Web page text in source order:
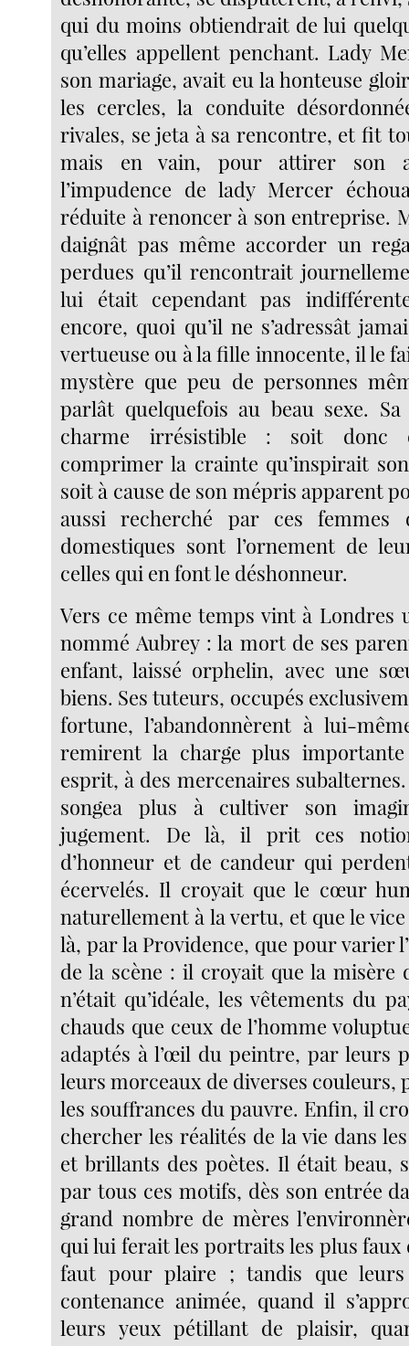
qui du moins obtiendrait de lui
qu’elles appellent penchant. Lady
son mariage, avait eu la honteuse
les cercles, la conduite
rivales, se jeta à sa rencontre, et fit
mais en vain, pour attirer son
l’impudence de lady Mercer
réduite à renoncer à son entreprise.
daignât pas même accorder un
perdues qu’il rencontrait
lui était cependant pas
encore, quoi qu’il ne s’adressât
vertueuse ou à la fille innocente, il le
mystère que peu de personnes
parlât quelquefois au beau sexe.
charme irrésistible : soit donc
comprimer la crainte qu’inspirait
soit à cause de son mépris apparent
aussi recherché par ces femmes
domestiques sont l’ornement de
celles qui en font le déshonneur.
Vers ce même temps vint à Londres
nommé Aubrey : la mort de ses
enfant, laissé orphelin, avec une
biens. Ses tuteurs, occupés
fortune, l’abandonnèrent à lui-
remirent la charge plus
esprit, à des mercenaires
songea plus à cultiver son
jugement. De là, il prit ces
d’honneur et de candeur qui
écervelés. Il croyait que le cœur
naturellement à la vertu, et que le vice
là, par la Providence, que pour varier
de la scène : il croyait que la misère
n’était qu’idéale, les vêtements du
chauds que ceux de l’homme
adaptés à l’œil du peintre, par leurs
leurs morceaux de diverses couleurs,
les souffrances du pauvre. Enfin, il
chercher les réalités de la vie dans
et brillants des poètes. Il était beau,
par tous ces motifs, dès son entrée
grand nombre de mères
qui lui ferait les portraits les plus faux
faut pour plaire ; tandis que
contenance animée, quand il
leurs yeux pétillant de plaisir,